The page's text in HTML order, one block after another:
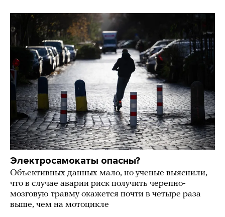
Электросамокаты опасны?
Объективных данных мало, но ученые выяснили,
что в случае аварии риск получить черепно-
мозговую травму окажется почти в четыре раза
выше, чем на мотоцикле